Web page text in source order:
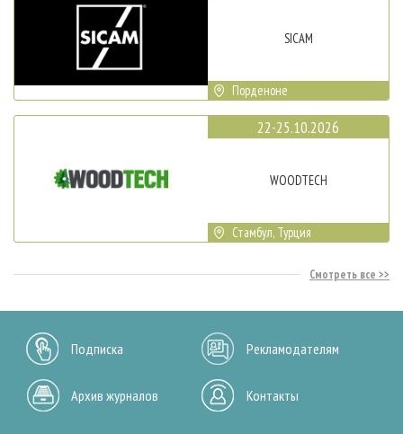
SICAM
Порденоне
22-25.10.2026
WOODTECH
Стамбул, Турция
Смотреть все
Подписка Рекламодателям
Архив журналов Контакты